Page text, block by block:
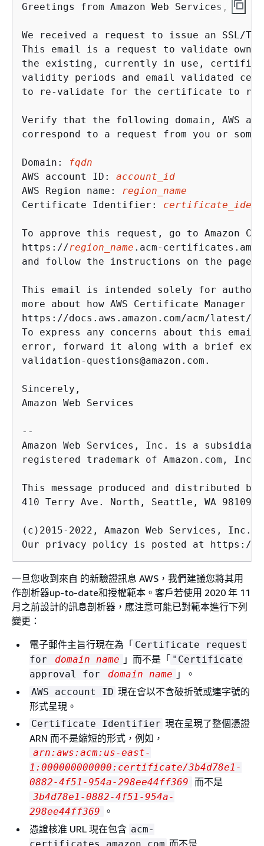
Greetings from Amazon Web Services,
We received a request to issue an SSL/
This email is a request to validate
the existing, currently in use,
validity periods and email validated
to re-validate for the certificate to
Verify that the following domain, AWS
correspond to a request from you or
Domain:
fqdn
AWS account ID: account_id
AWS Region name:
region_name
Certificate Identifier:
To approve this request, go to Amazon
https://region_name .acm-
and follow the instructions on the page.
This email is intended solely for
more about how AWS Certificate
https://docs.aws.amazon.com/acm/
To express any concerns about this
error, forward it along with a brief
validation-questions@amazon.com.
Sincerely,
Amazon Web Services
--
Amazon Web Services, Inc. is a
registered trademark of Amazon.com, Inc.
This message produced and distributed by
410 Terry Ave. North, Seattle, WA 98109-
(c)2015-2022, Amazon Web Services,
一旦您收到來自 的新驗證訊息 AWS，我們建議您將其用
作剖析器up-to-date和授權範本。客戶若使用 2020 年 11
月之前設計的訊息剖析器，應注意可能已對範本進行下列
變更：
電子郵件主旨行現在為「 Certificate request
for
domain name 」而不是「 "Certificate
approval for
domain name 」。
AWS account ID 現在會以不含破折號或連字號的
形式呈現。
Certificate Identifier 現在呈現了整個憑證
ARN 而不是縮短的形式，例如，
arn:aws:acm:us-east-
1:000000000000:certificate/3b4d78e1-
0882-4f51-954a-298ee44ff369 而不是
3b4d78e1-0882-4f51-954a-
298ee44ff369
。
憑證核准 URL 現在包含 acm-
certificates.amazon.com 而不是